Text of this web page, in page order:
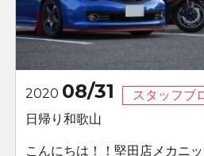
2020 08/31
スタッフブ
日帰り和歌山
こんにちは！！堅田店メカニ